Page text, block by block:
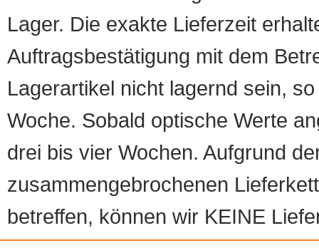
Lager. Die exakte Lieferzeit
Auftragsbestätigung mit dem
Lagerartikel nicht lagernd sein,
Woche. Sobald optische Werte
drei bis vier Wochen. Aufgrund
zusammengebrochenen
betreffen, können wir KEINE